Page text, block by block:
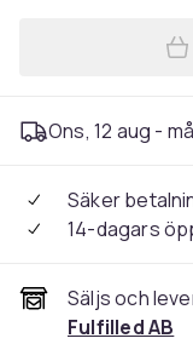
Ons, 12 aug -
Säker
14-dagars
Säljs och
Fulfilled AB